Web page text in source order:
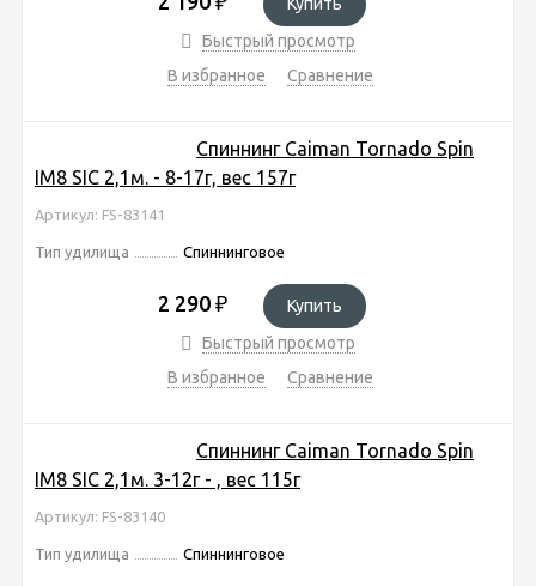
Быстрый просмотр
В избранное
Сравнение
Спиннинг Caiman Tornado Spin
IM8 SIC 2,1м. - 8-17г, вес 157г
Артикул: FS-83141
Тип удилища Спиннинговое
2 290 ₽
Купить
Быстрый просмотр
В избранное
Сравнение
Спиннинг Caiman Tornado Spin
IM8 SIC 2,1м. 3-12г - , вес 115г
Артикул: FS-83140
Тип удилища Спиннинговое